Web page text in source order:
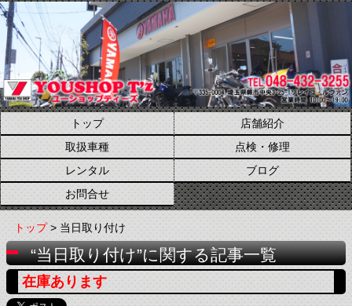
トップ
店舗紹介
取扱車種
点検・修理
レンタル
ブログ
お問合せ
トップ> 当日取り付け
“当日取り付け”に関する記事一覧
在庫あります